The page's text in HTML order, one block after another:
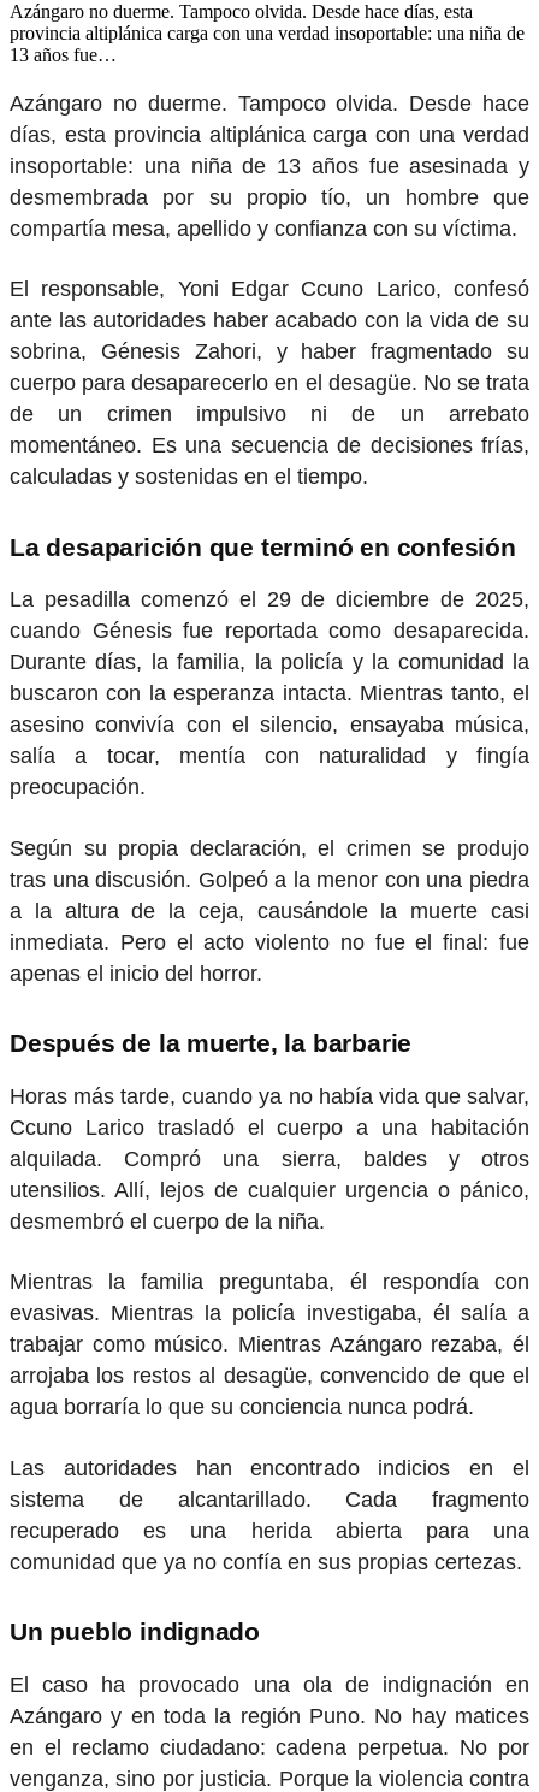
Azángaro no duerme. Tampoco olvida. Desde hace días, esta
provincia altiplánica carga con una verdad insoportable: una niña de
13 años fue…
Azángaro no duerme. Tampoco olvida. Desde hace
días, esta provincia altiplánica carga con una verdad
insoportable: una niña de 13 años fue asesinada y
desmembrada por su propio tío, un hombre que
compartía mesa, apellido y confianza con su víctima.
El responsable, Yoni Edgar Ccuno Larico, confesó
ante las autoridades haber acabado con la vida de su
sobrina, Génesis Zahori, y haber fragmentado su
cuerpo para desaparecerlo en el desagüe. No se trata
de un crimen impulsivo ni de un arrebato
momentáneo. Es una secuencia de decisiones frías,
calculadas y sostenidas en el tiempo.
La desaparición que terminó en confesión
La pesadilla comenzó el 29 de diciembre de 2025,
cuando Génesis fue reportada como desaparecida.
Durante días, la familia, la policía y la comunidad la
buscaron con la esperanza intacta. Mientras tanto, el
asesino convivía con el silencio, ensayaba música,
salía a tocar, mentía con naturalidad y fingía
preocupación.
Según su propia declaración, el crimen se produjo
tras una discusión. Golpeó a la menor con una piedra
a la altura de la ceja, causándole la muerte casi
inmediata. Pero el acto violento no fue el final: fue
apenas el inicio del horror.
Después de la muerte, la barbarie
Horas más tarde, cuando ya no había vida que salvar,
Ccuno Larico trasladó el cuerpo a una habitación
alquilada. Compró una sierra, baldes y otros
utensilios. Allí, lejos de cualquier urgencia o pánico,
desmembró el cuerpo de la niña.
Mientras la familia preguntaba, él respondía con
evasivas. Mientras la policía investigaba, él salía a
trabajar como músico. Mientras Azángaro rezaba, él
arrojaba los restos al desagüe, convencido de que el
agua borraría lo que su conciencia nunca podrá.
Las autoridades han encontrado indicios en el
sistema de alcantarillado. Cada fragmento
recuperado es una herida abierta para una
comunidad que ya no confía en sus propias certezas.
Un pueblo indignado
El caso ha provocado una ola de indignación en
Azángaro y en toda la región Puno. No hay matices
en el reclamo ciudadano: cadena perpetua. No por
venganza, sino por justicia. Porque la violencia contra